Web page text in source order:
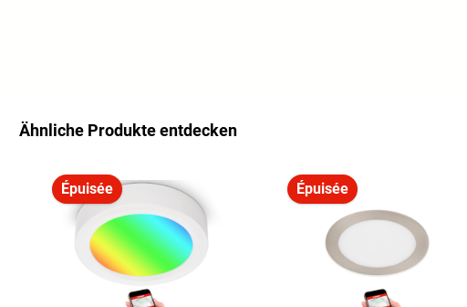
Ähnliche Produkte entdecken
Épuisée
Épuisée